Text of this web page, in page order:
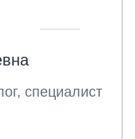
специалист